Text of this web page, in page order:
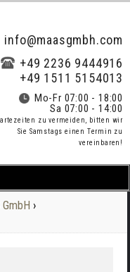
info@maasgmbh.com
+49 2236 9444916
+49 1511 5154013
Mo-Fr 07:00 - 18:00
Sa 07:00 - 14:00
zu vermeiden, bitten wir
Sie Samstags einen Termin zu
vereinbaren!
›